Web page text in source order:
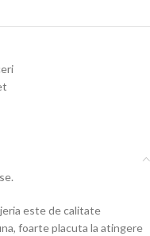
este de calitate
foarte placuta la atingere